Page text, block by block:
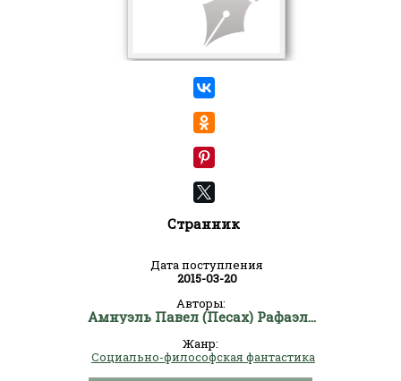
Странник
Дата поступления
2015-03-20
Авторы:
Амнуэль Павел (Песах) Рафаэлович
Жанр:
Социально-философская фантастика